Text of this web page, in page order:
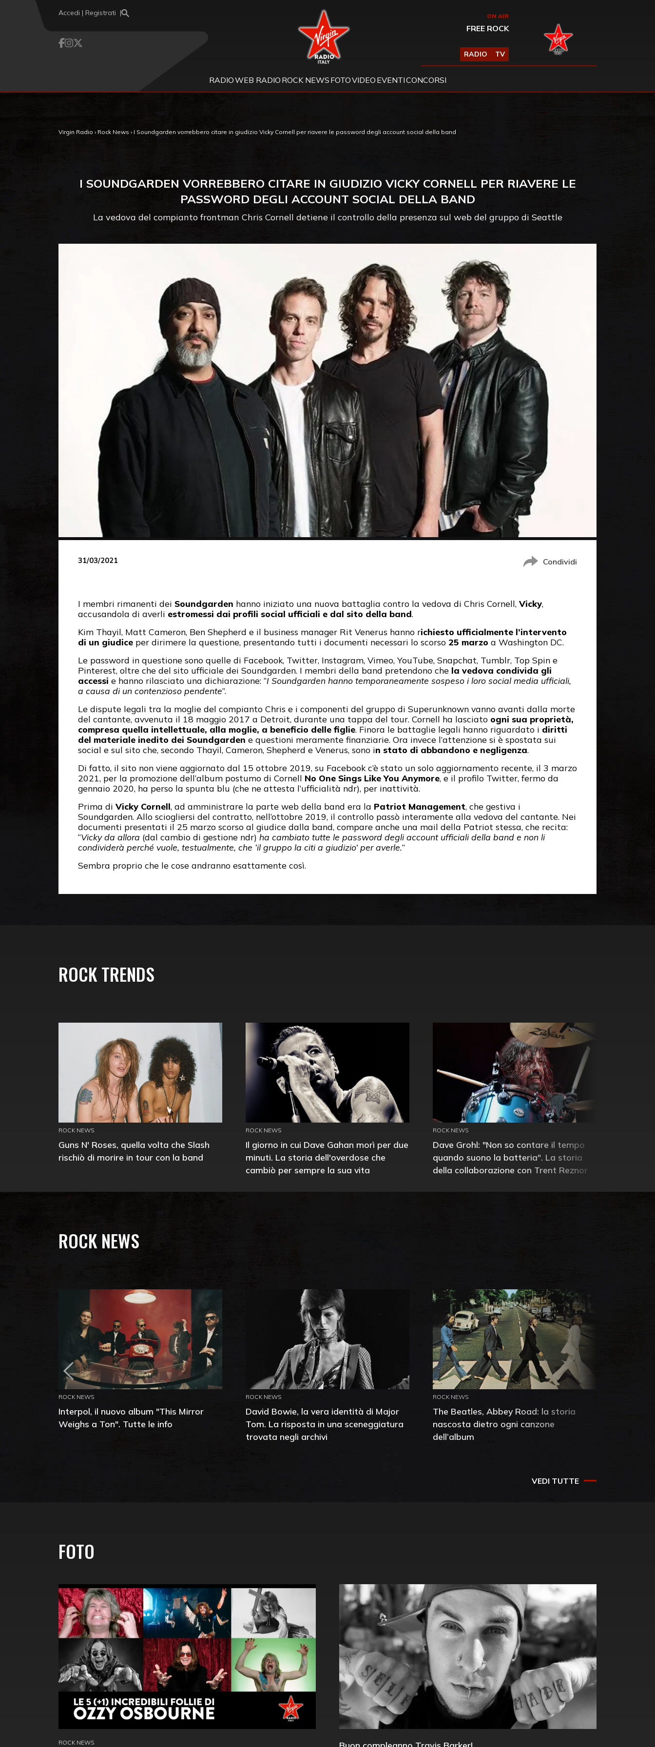
Accedi | Registrati Virgin Radio ON AIR
FREE ROCK
RADIO TV
RADIOWEB RADIO ROCK NEWS FOTOVIDEO EVENTICONCORSI
Virgin Radio › Rock News › I Soundgarden vorrebbero citare in giudizio Vicky Cornell per riavere le password degli account social della band
I SOUNDGARDEN VORREBBERO CITARE IN GIUDIZIO VICKY CORNELL PER RIAVERE LE
PASSWORD DEGLI ACCOUNT SOCIAL DELLA BAND
La vedova del compianto frontman Chris Cornell detiene il controllo della presenza sul web del gruppo di Seattle
31/03/2021 Condividi
I membri rimanenti dei Soundgarden hanno iniziato una nuova battaglia contro la vedova di Chris Cornell, Vicky,
accusandola di averli estromessi dai profili social ufficiali e dal sito della band.
Kim Thayil, Matt Cameron, Ben Shepherd e il business manager Rit Venerus hanno richiesto ufficialmente l’intervento
di un giudice per dirimere la questione, presentando tutti i documenti necessari lo scorso 25 marzo a Washington DC.
Le password in questione sono quelle di Facebook, Twitter, Instagram, Vimeo, YouTube, Snapchat, Tumblr, Top Spin e
Pinterest, oltre che del sito ufficiale dei Soundgarden. I membri della band pretendono che la vedova condivida gli
accessi e hanno rilasciato una dichiarazione: “I Soundgarden hanno temporaneamente sospeso i loro social media ufficiali,
a causa di un contenzioso pendente”.
Le dispute legali tra la moglie del compianto Chris e i componenti del gruppo di Superunknown vanno avanti dalla morte
del cantante, avvenuta il 18 maggio 2017 a Detroit, durante una tappa del tour. Cornell ha lasciato ogni sua proprietà,
compresa quella intellettuale, alla moglie, a beneficio delle figlie. Finora le battaglie legali hanno riguardato i diritti
del materiale inedito dei Soundgarden e questioni meramente finanziarie. Ora invece l’attenzione si è spostata sui
social e sul sito che, secondo Thayil, Cameron, Shepherd e Venerus, sono in stato di abbandono e negligenza.
Di fatto, il sito non viene aggiornato dal 15 ottobre 2019, su Facebook c’è stato un solo aggiornamento recente, il 3 marzo
2021, per la promozione dell’album postumo di Cornell No One Sings Like You Anymore, e il profilo Twitter, fermo da
gennaio 2020, ha perso la spunta blu (che ne attesta l’ufficialità ndr), per inattività.
Prima di Vicky Cornell, ad amministrare la parte web della band era la Patriot Management, che gestiva i
Soundgarden. Allo sciogliersi del contratto, nell’ottobre 2019, il controllo passò interamente alla vedova del cantante. Nei
documenti presentati il 25 marzo scorso al giudice dalla band, compare anche una mail della Patriot stessa, che recita:
“Vicky da allora (dal cambio di gestione ndr) ha cambiato tutte le password degli account ufficiali della band e non li
condividerà perché vuole, testualmente, che ‘il gruppo la citi a giudizio’ per averle.”
Sembra proprio che le cose andranno esattamente così.
ROCK TRENDS
ROCK NEWS
Guns N' Roses, quella volta che Slash
rischiò di morire in tour con la band
ROCK NEWS
Il giorno in cui Dave Gahan morì per due
minuti. La storia dell'overdose che
cambiò per sempre la sua vita
ROCK NEWS
Dave Grohl: "Non so contare il tempo
quando suono la batteria". La storia
della collaborazione con Trent Reznor
ROCK NEWS
ROCK NEWS
Interpol, il nuovo album "This Mirror
Weighs a Ton". Tutte le info
ROCK NEWS
David Bowie, la vera identità di Major
Tom. La risposta in una sceneggiatura
trovata negli archivi
ROCK NEWS
The Beatles, Abbey Road: la storia
nascosta dietro ogni canzone
dell’album
VEDI TUTTE
FOTO
ROCK NEWS